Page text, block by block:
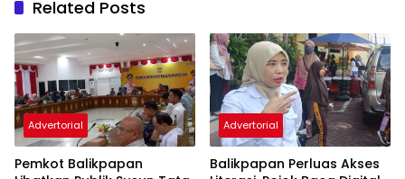
Related Posts
Advertorial
Pemkot Balikpapan
Advertorial
Balikpapan Perluas Akses